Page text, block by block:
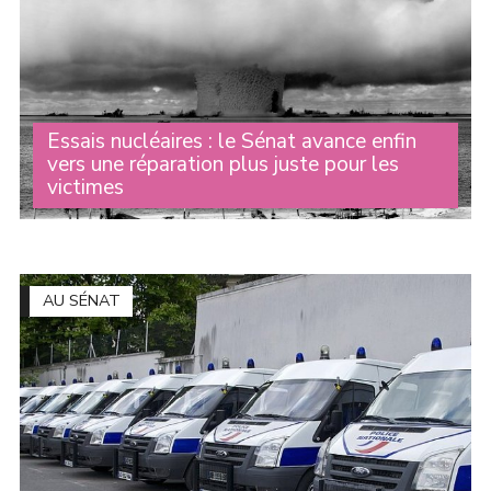
Essais nucléaires : le Sénat avance enfin
vers une réparation plus juste pour les
victimes
Pendant des décennies, des milliers de personnes ont
Beaucoup ont développé des maladies graves (...)
AU SÉNAT